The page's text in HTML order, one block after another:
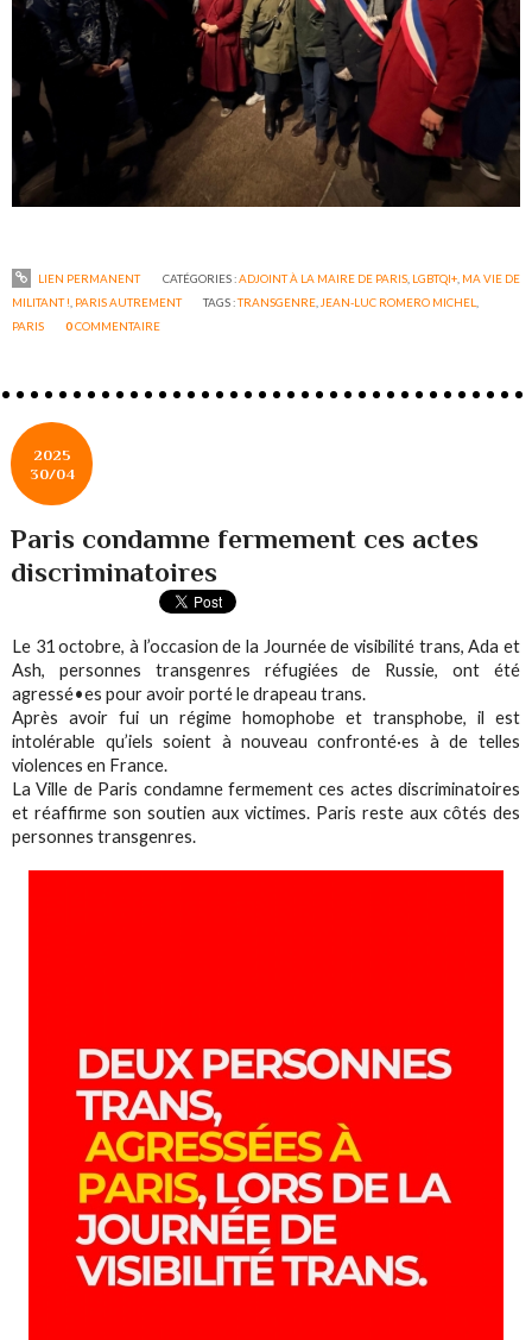
LIEN PERMANENT CATÉGORIES :ADJOINT À LA MAIRE DE PARIS, LGBTQI+, MA VIE DE
MILITANT !, PARIS AUTREMENT TAGS :TRANSGENRE,JEAN-LUC ROMERO MICHEL,
PARIS
0COMMENTAIRE
2025
30/04
Paris condamne fermement ces actes
discriminatoires
Le 31 octobre, à l’occasion de la Journée de visibilité trans, Ada et
Ash, personnes transgenres réfugiées de Russie, ont été
agressé•es pour avoir porté le drapeau trans.
Après avoir fui un régime homophobe et transphobe, il est
intolérable qu’iels soient à nouveau confronté·es à de telles
violences en France.
La Ville de Paris condamne fermement ces actes discriminatoires
et réaffirme son soutien aux victimes. Paris reste aux côtés des
personnes transgenres.